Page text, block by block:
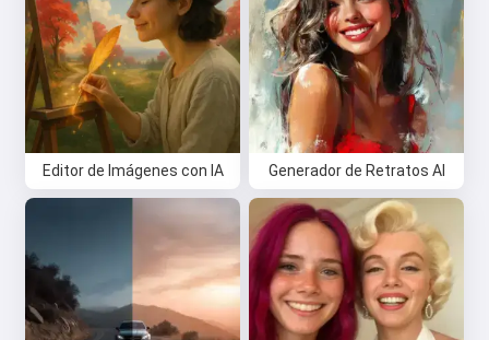
Editor de Imágenes con IA Generador de Retratos AI